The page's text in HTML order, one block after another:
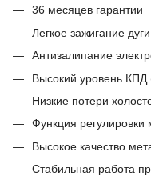
36 месяцев гарантии
Легкое зажигание дуги
Антизалипание
Высокий уровень КПД
Низкие потери
Функция регулировки
Высокое качество
Стабильная работа